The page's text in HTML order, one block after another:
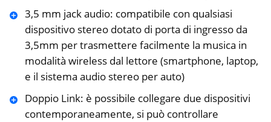
3,5 mm jack audio: compatibile con qualsiasi
dispositivo stereo dotato di porta di ingresso da
3,5mm per trasmettere facilmente la musica in
modalità wireless dal lettore (smartphone, laptop,
e il sistema audio stereo per auto)
Doppio Link: è possibile collegare due dispositivi
contemporaneamente, si può controllare